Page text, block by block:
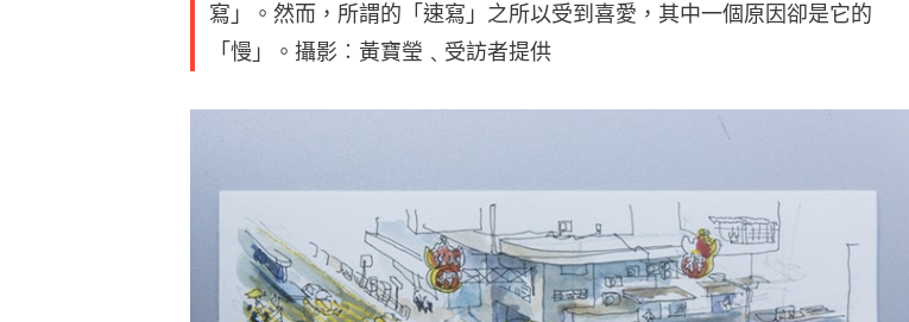
寫」。然而，所謂的「速寫」之所以受到喜愛，其中一個原因卻是它的
「慢」。攝影︰黃寶瑩﹑受訪者提供